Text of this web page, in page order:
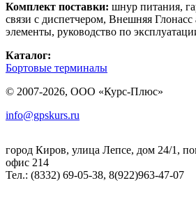
Комплект поставки: шнур питания,
связи с диспетчером, Внешняя
элементы, руководство по
Каталог:
Бортовые терминалы
© 2007-2026, ООО «Курс-Плюс»
info@gpskurs.ru
город Киров, улица Лепсе, дом 24/1,
офис 214
Тел.: (8332) 69-05-38, 8(922)963-47-07